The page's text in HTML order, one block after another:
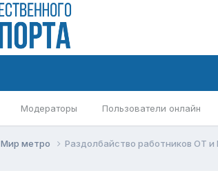
Модераторы Пользователи онлайн
Мир метро Раздолбайство работников ОТ